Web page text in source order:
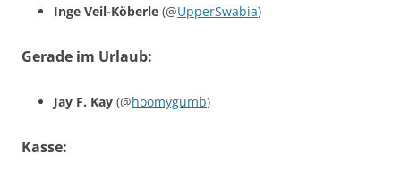
Inge Veil-Köberle (@UpperSwabia)
Gerade im Urlaub:
Jay F. Kay (@hoomygumb)
Kasse: